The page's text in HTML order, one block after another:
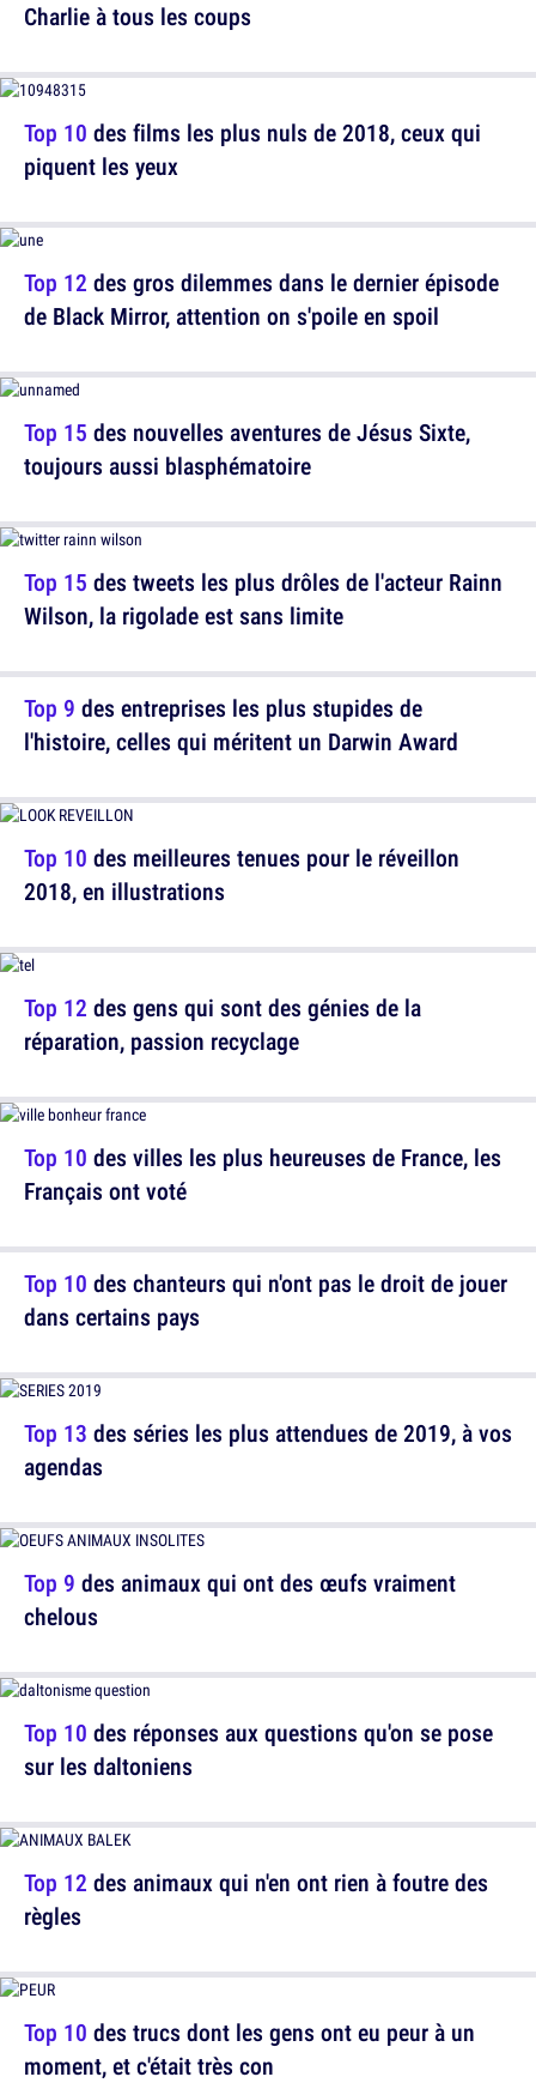
Top 10 des films les plus nuls de 2018, ceux qui
piquent les yeux
Top 15 des nouvelles aventures de Jésus Sixte,
toujours aussi blasphématoire
Top 9 des entreprises les plus stupides de
l'histoire, celles qui méritent un Darwin Award
Top 12 des gens qui sont des génies de la
réparation, passion recyclage
Top 10 des chanteurs qui n'ont pas le droit de jouer
dans certains pays
Top 9 des animaux qui ont des œufs vraiment
chelous
Top 12 des animaux qui n'en ont rien à foutre des
règles
Charlie à tous les coups
Top 12 des gros dilemmes dans le dernier épisode
de Black Mirror, attention on s'poile en spoil
Top 15 des tweets les plus drôles de l'acteur Rainn
Wilson, la rigolade est sans limite
Top 10 des meilleures tenues pour le réveillon
2018, en illustrations
Top 10 des villes les plus heureuses de France, les
Français ont voté
Top 13 des séries les plus attendues de 2019, à vos
agendas
Top 10 des réponses aux questions qu'on se pose
sur les daltoniens
Top 10 des trucs dont les gens ont eu peur à un
moment, et c'était très con